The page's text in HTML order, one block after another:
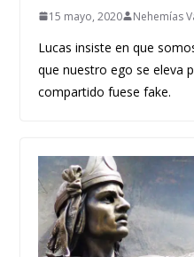
15 mayo, 2020 Nehemías
Lucas insiste en que
que nuestro ego se eleva
compartido fuese fake.